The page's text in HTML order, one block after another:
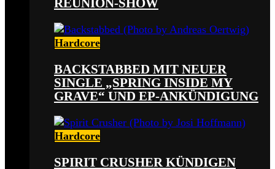
REUNION-SHOW
Hardcore
BACKSTABBED MIT NEUER
SINGLE „SPRING INSIDE MY
GRAVE“ UND EP-ANKÜNDIGUNG
Hardcore
SPIRIT CRUSHER KÜNDIGEN